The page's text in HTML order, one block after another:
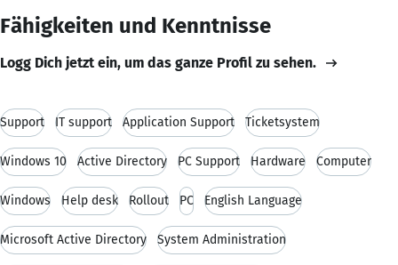
Fähigkeiten und Kenntnisse
Logg Dich jetzt ein, um das ganze Profil zu sehen.
Support IT support Application Support Ticketsystem
Windows 10 Active Directory PC Support Hardware Computer
Windows Help desk Rollout PC English Language
Microsoft Active Directory System Administration